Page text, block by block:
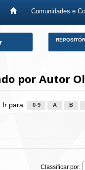
Comunidades e
por Autor
Ir para: 0-9 A B
Classificar por: